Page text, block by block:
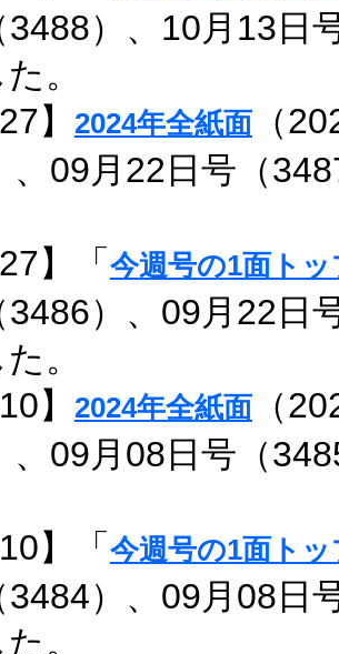
3488）、10月13日
。
】 2024年全紙面 （
、09月22日号（
】「 今週号の1面トッ
3486）、09月22日
。
】 2024年全紙面 （
、09月08日号（
】「 今週号の1面トッ
3484）、09月08日
。